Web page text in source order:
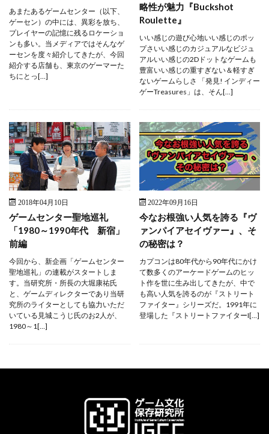
あまたあるゲームセンター（以下、
ゲーセン）の中には、異彩を放ち、
プレイヤーの記憶に残るロケーショ
ンも多い。当メディアではそんなゲ
ーセンを度々紹介してきたが、今回
紹介する店舗も、東京のゲーマーた
ちにとっ[…]
略性が魅力『Buckshot
Roulette』
いい感じの遊び心地いい感じのポッ
プさいい感じのカジュアルなビジュ
アルいい感じの2Dドットなゲームも
豊富いい感じの重すぎない＆軽すぎ
ないゲームらしさ 「発見! インディー
ゲーTreasures」は、そん[…]
2018年04月10日
ゲームセンター聖地巡礼
「1980～1990年代 新宿」
前編
今回から、新企画「ゲームセンター
聖地巡礼」の連載がスタートしま
す。当研究所・所長の大堀康祐氏
と、ゲームディレクターであり当研
究所のライターとしても協力いただ
いている見城こうじ氏のお2人が、
1980～1[…]
2022年09月16日
今なお根強い人気を誇る『ヴ
ァンパイアセイヴァー』、そ
の秘密は？
カプコンは80年代から90年代にかけ
て数多くのアーケードゲームのヒッ
ト作を世に生み出してきたが、中で
も高い人気を誇るのが『ストリート
ファイター』シリーズだ。1991年に
登場した『ストリートファイターI[…]